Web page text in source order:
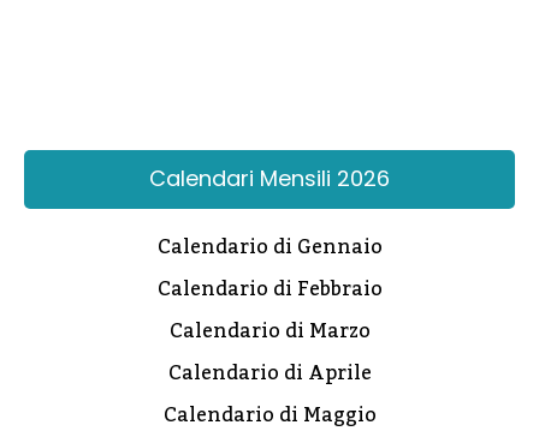
Calendari Mensili 2026
Calendario di Gennaio
Calendario di Febbraio
Calendario di Marzo
Calendario di Aprile
Calendario di Maggio